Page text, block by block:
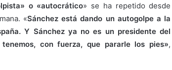
o «autocrático» se ha repetido desde
«Sánchez está dando un autogolpe a la
Y Sánchez ya no es un presidente del
con fuerza, que pararle los pies»,